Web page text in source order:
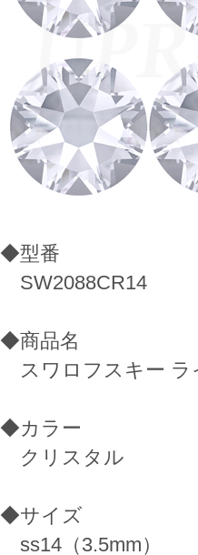
◆型番
SW2088CR14
◆商品名
スワロフスキー ラ
◆カラー
クリスタル
◆サイズ
ss14（3.5mm）